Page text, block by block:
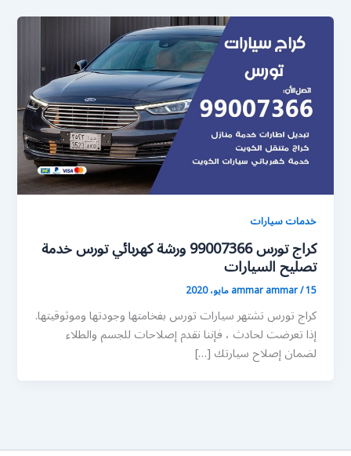
خدمات سيارات
كراج تورس 99007366 ورشة كهربائي تورس خدمة
تصليح السيارات
ammar ammar/15 مايو، 2020
كراج تورس تشتهر سيارات تورس بفخامتها وجودتها وموثوقيتها.
إذا تعرضت لحادث ، فإننا نقدم إصلاحات للجسم والطلاء
لضمان إصلاح سيارتك […]